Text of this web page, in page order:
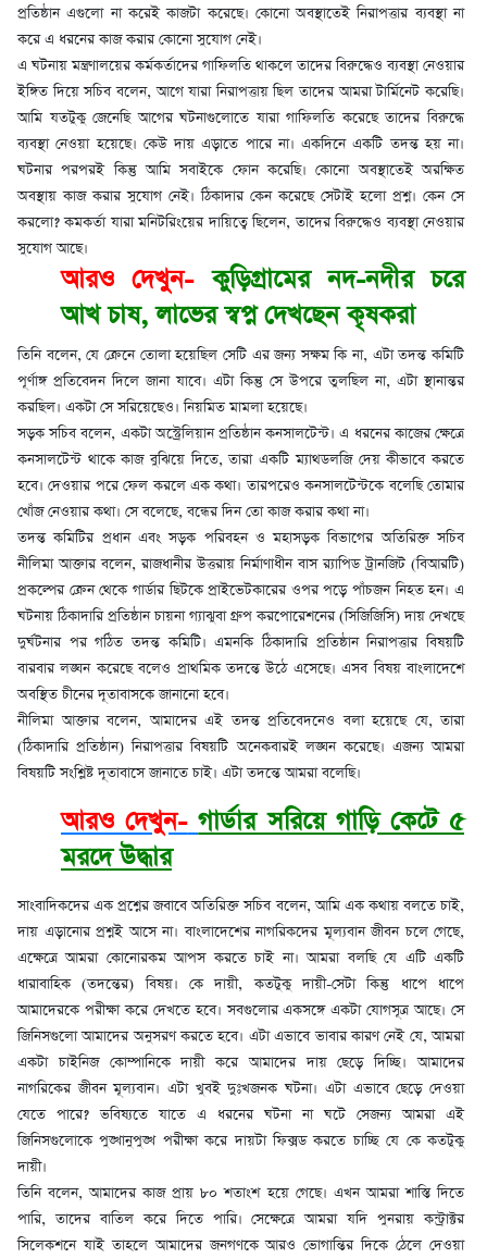
প্রতিষ্ঠান এগুলো না করেই কাজটা করেছে। কোনো অবস্থাতেই নিরাপত্তার ব্যবস্থা না
করে এ ধরনের কাজ করার কোনো সুযোগ নেই।
এ ঘটনায় মন্ত্রণালয়ের কর্মকর্তাদের গাফিলতি থাকলে তাদের বিরুদ্ধেও ব্যবস্থা নেওয়ার
ইঙ্গিত দিয়ে সচিব বলেন, আগে যারা নিরাপত্তায় ছিল তাদের আমরা টার্মিনেট করেছি।
আমি যতটুকু জেনেছি আগের ঘটনাগুলোতে যারা গাফিলতি করেছে তাদের বিরুদ্ধে
ব্যবস্থা নেওয়া হয়েছে। কেউ দায় এড়াতে পারে না। একদিনে একটি তদন্ত হয় না।
ঘটনার পরপরই কিন্তু আমি সবাইকে ফোন করেছি। কোনো অবস্থাতেই অরক্ষিত
অবস্থায় কাজ করার সুযোগ নেই। ঠিকাদার কেন করেছে সেটাই হলো প্রশ্ন। কেন সে
করলো? কমকর্তা যারা মনিটরিংয়ের দায়িত্বে ছিলেন, তাদের বিরুদ্ধেও ব্যবস্থা নেওয়ার
সুযোগ আছে।
আরও দেখুন- কুড়িগ্রামের নদ-নদীর চরে
আখ চাষ, লাভের স্বপ্ন দেখছেন কৃষকরা
তিনি বলেন, যে ক্রেনে তোলা হয়েছিল সেটি এর জন্য সক্ষম কি না, এটা তদন্ত কমিটি
পূর্ণাঙ্গ প্রতিবেদন দিলে জানা যাবে। এটা কিন্তু সে উপরে তুলছিল না, এটা স্থানান্তর
করছিল। একটা সে সরিয়েছেও। নিয়মিত মামলা হয়েছে।
সড়ক সচিব বলেন, একটা অস্ট্রেলিয়ান প্রতিষ্ঠান কনসালটেন্ট। এ ধরনের কাজের ক্ষেত্রে
কনসালটেন্ট থাকে কাজ বুঝিয়ে দিতে, তারা একটি ম্যাথডলজি দেয় কীভাবে করতে
হবে। দেওয়ার পরে ফেল করলে এক কথা। তারপরেও কনসালটেন্টকে বলেছি তোমার
খোঁজ নেওয়ার কথা। সে বলেছে, বন্ধের দিন তো কাজ করার কথা না।
তদন্ত কমিটির প্রধান এবং সড়ক পরিবহন ও মহাসড়ক বিভাগের অতিরিক্ত সচিব
নীলিমা আক্তার বলেন, রাজধানীর উত্তরায় নির্মাণাধীন বাস র‌্যাপিড ট্রানজিট (বিআরটি)
প্রকল্পের ক্রেন থেকে গার্ডার ছিটকে প্রাইভেটকারের ওপর পড়ে পাঁচজন নিহত হন। এ
ঘটনায় ঠিকাদারি প্রতিষ্ঠান চায়না গ্যাঝুবা গ্রুপ করপোরেশনের (সিজিজিসি) দায় দেখছে
দুর্ঘটনার পর গঠিত তদন্ত কমিটি। এমনকি ঠিকাদারি প্রতিষ্ঠান নিরাপত্তার বিষয়টি
বারবার লঙ্ঘন করেছে বলেও প্রাথমিক তদন্তে উঠে এসেছে। এসব বিষয় বাংলাদেশে
অবস্থিত চীনের দূতাবাসকে জানানো হবে।
নীলিমা আক্তার বলেন, আমাদের এই তদন্ত প্রতিবেদনেও বলা হয়েছে যে, তারা
(ঠিকাদারি প্রতিষ্ঠান) নিরাপত্তার বিষয়টি অনেকবারই লঙ্ঘন করেছে। এজন্য আমরা
বিষয়টি সংশ্লিষ্ট দূতাবাসে জানাতে চাই। এটা তদন্তে আমরা বলেছি।
আরও দেখুন- গার্ডার সরিয়ে গাড়ি কেটে ৫
মরদে উদ্ধার
সাংবাদিকদের এক প্রশ্নের জবাবে অতিরিক্ত সচিব বলেন, আমি এক কথায় বলতে চাই,
দায় এড়ানোর প্রশ্নই আসে না। বাংলাদেশের নাগরিকদের মূল্যবান জীবন চলে গেছে,
এক্ষেত্রে আমরা কোনোরকম আপস করতে চাই না। আমরা বলছি যে এটি একটি
ধারাবাহিক (তদন্তের) বিষয়। কে দায়ী, কতটুকু দায়ী-সেটা কিন্তু ধাপে ধাপে
আমাদেরকে পরীক্ষা করে দেখতে হবে। সবগুলোর একসঙ্গে একটা যোগসূত্র আছে। সে
জিনিসগুলো আমাদের অনুসরণ করতে হবে। এটা এভাবে ভাবার কারণ নেই যে, আমরা
একটা চাইনিজ কোম্পানিকে দায়ী করে আমাদের দায় ছেড়ে দিচ্ছি। আমাদের
নাগরিকের জীবন মূল্যবান। এটা খুবই দুঃখজনক ঘটনা। এটা এভাবে ছেড়ে দেওয়া
যেতে পারে? ভবিষ্যতে যাতে এ ধরনের ঘটনা না ঘটে সেজন্য আমরা এই
জিনিসগুলোকে পুঙ্খানুপুঙ্খ পরীক্ষা করে দায়টা ফিক্সড করতে চাচ্ছি যে কে কতটুকু
দায়ী।
তিনি বলেন, আমাদের কাজ প্রায় ৮০ শতাংশ হয়ে গেছে। এখন আমরা শাস্তি দিতে
পারি, তাদের বাতিল করে দিতে পারি। সেক্ষেত্রে আমরা যদি পুনরায় কন্ট্রাক্টর
সিলেকশনে যাই তাহলে আমাদের জনগণকে আরও ভোগান্তির দিকে ঠেলে দেওয়া